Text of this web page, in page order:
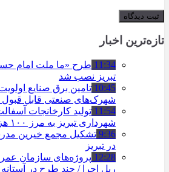
تازه‌ترین اخبار
11:34 طرح «ما ملت امام
تبریز نصب شد
10:45 تامین برق صنایع
شهرک‌های صنعتی قابل
11:54 تولید کارخانجات
شهرداری تبریز به مرز ۱۰۰ هزار تن نزدیک شد
9:36 تشکیل مجمع خیرین
در تبریز
12:28 پروژه‌های سازمان
ریل اجرا / چند طرح در آستانه